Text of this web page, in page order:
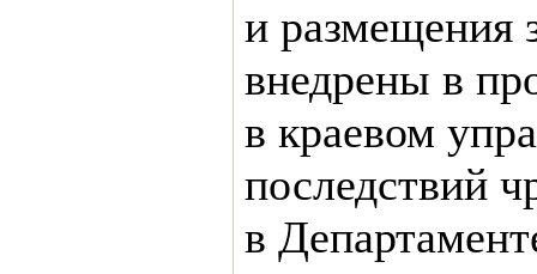
и
внедрены в
в краевом
последствий
в